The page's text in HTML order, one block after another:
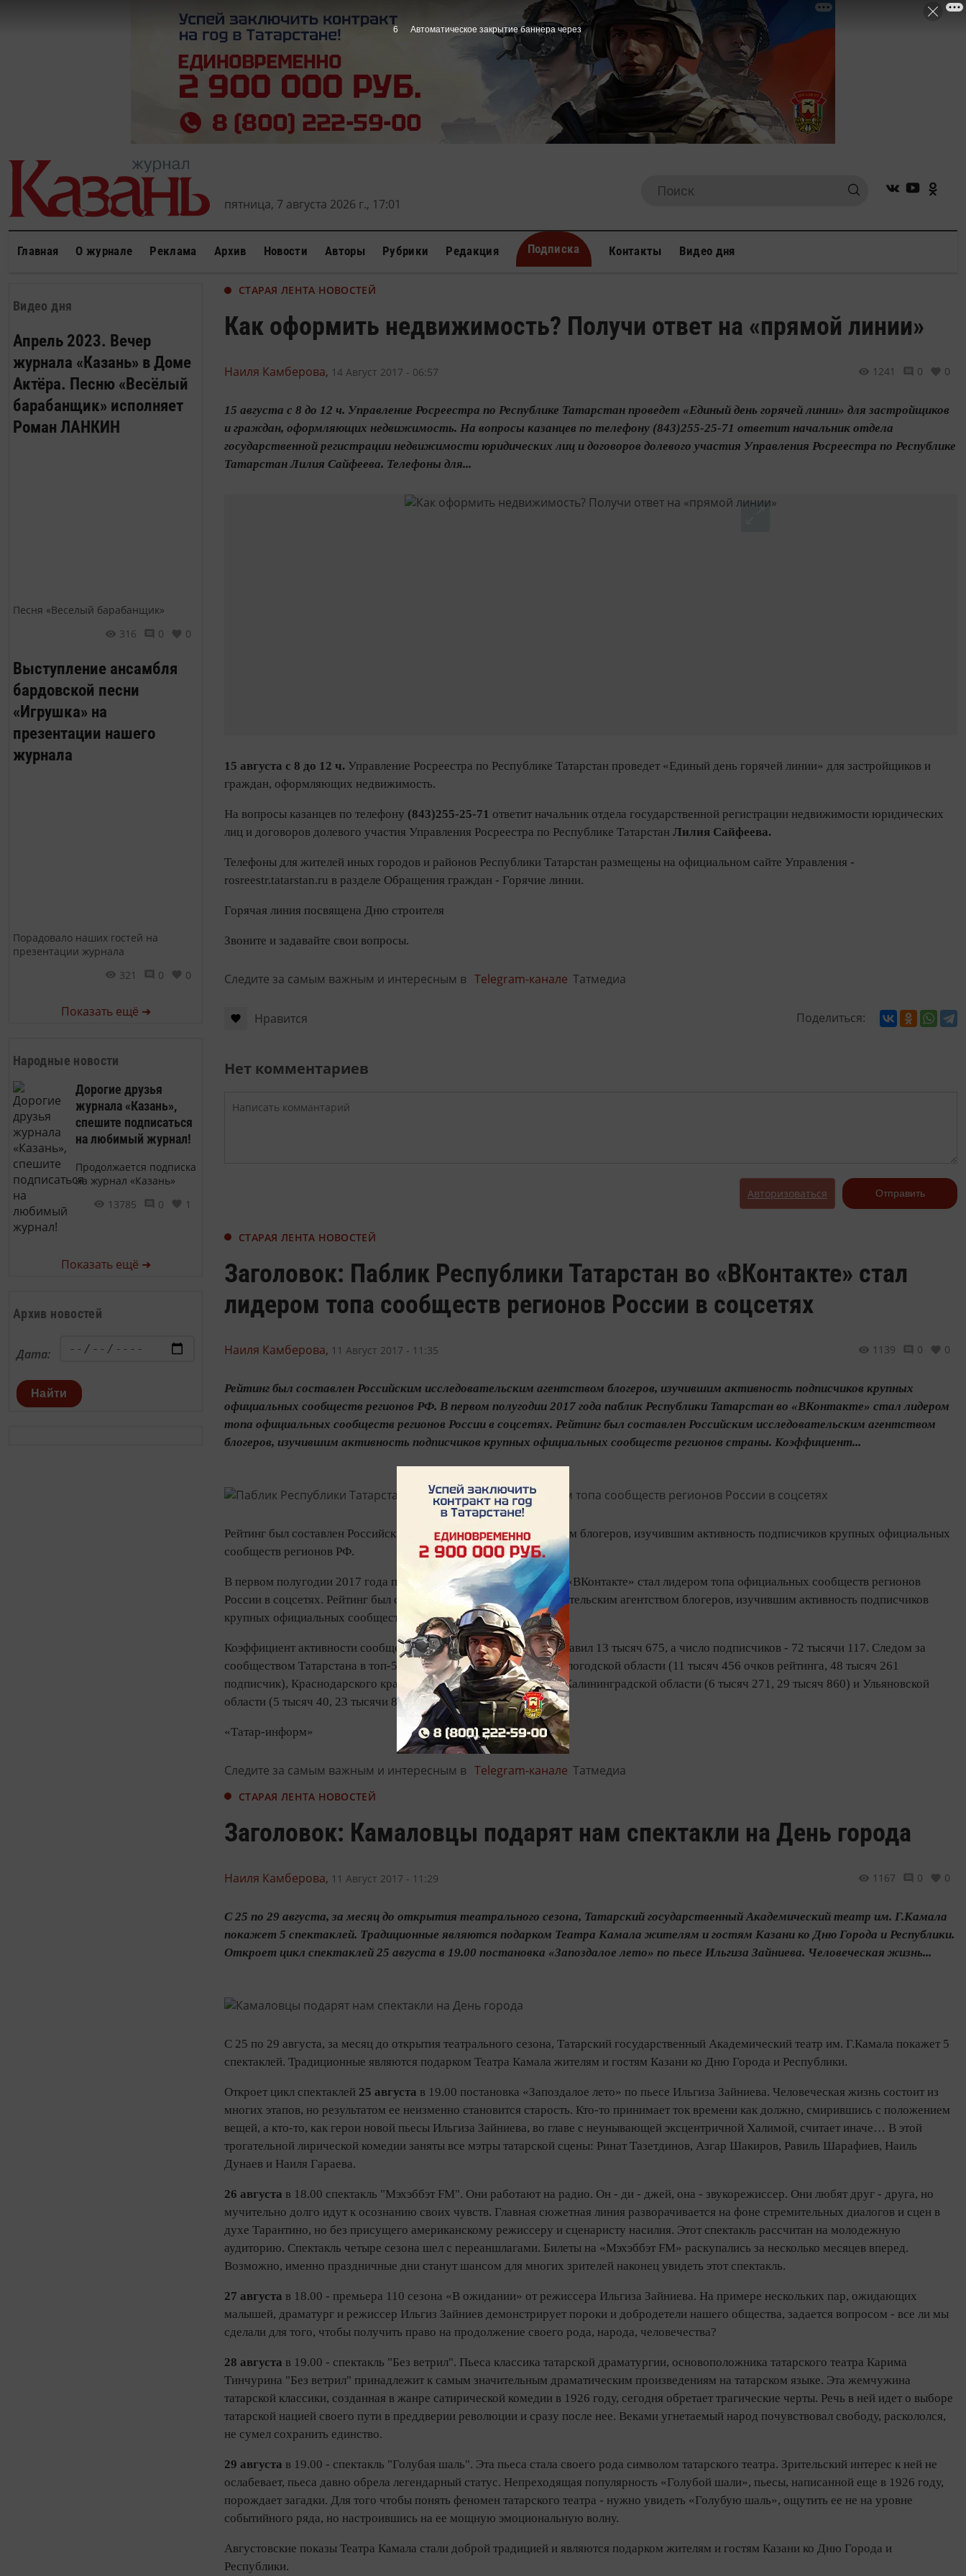
пятница, 7 августа 2026 г., 17:01
Главная О журнале Реклама Архив Новости Авторы Рубрики Редакция Подписка Контакты Видео дня
Видео дня
Апрель 2023. Вечер
журнала «Казань» в Доме
Актёра. Песню «Весёлый
барабанщик» исполняет
Роман ЛАНКИН
Песня «Веселый барабанщик»
316
0 0
Выступление ансамбля
бардовской песни
«Игрушка» на
презентации нашего
журнала
Порадовало наших гостей на
презентации журнала
321
0 0
Показать ещё ➜
Народные новости
Дорогие друзья
журнала «Казань»,
спешите подписаться
на любимый журнал!
Продолжается подписка
на журнал «Казань»
13785
0 1
Показать ещё ➜
Архив новостей
Дата:
Найти
СТАРАЯ ЛЕНТА НОВОСТЕЙ
Как оформить недвижимость? Получи ответ на «прямой линии»
Наиля Камберова, 14 Август 2017 - 06:57 1241 0 0
15 августа с 8 до 12 ч. Управление Росреестра по Республике Татарстан проведет «Единый день горячей линии» для застройщиков
и граждан, оформляющих недвижимость. На вопросы казанцев по телефону (843)255-25-71 ответит начальник отдела
государственной регистрации недвижимости юридических лиц и договоров долевого участия Управления Росреестра по Республике
Татарстан Лилия Сайфеева. Телефоны для...
15 августа с 8 до 12 ч. Управление Росреестра по Республике Татарстан проведет «Единый день горячей линии» для застройщиков и
граждан, оформляющих недвижимость.
На вопросы казанцев по телефону (843)255-25-71 ответит начальник отдела государственной регистрации недвижимости юридических
лиц и договоров долевого участия Управления Росреестра по Республике Татарстан Лилия Сайфеева.
Телефоны для жителей иных городов и районов Республики Татарстан размещены на официальном сайте Управления -
rosreestr.tatarstan.ru в разделе Обращения граждан - Горячие линии.
Горячая линия посвящена Дню строителя
Звоните и задавайте свои вопросы.
Следите за самым важным и интересным в Telegram-канале Татмедиа
Нравится Поделиться:
Нет комментариев
Авторизоваться Отправить
СТАРАЯ ЛЕНТА НОВОСТЕЙ
Заголовок: Паблик Республики Татарстан во «ВКонтакте» стал
лидером топа сообществ регионов России в соцсетях
Наиля Камберова, 11 Август 2017 - 11:35 1139 0 0
Рейтинг был составлен Российским исследовательским агентством блогеров, изучившим активность подписчиков крупных
официальных сообществ регионов РФ. В первом полугодии 2017 года паблик Республики Татарстан во «ВКонтакте» стал лидером
топа официальных сообществ регионов России в соцсетях. Рейтинг был составлен Российским исследовательским агентством
блогеров, изучившим активность подписчиков крупных официальных сообществ регионов страны. Коэффициент...
Рейтинг был составлен Российским исследовательским агентством блогеров, изучившим активность подписчиков крупных официальных
сообществ регионов РФ.
В первом полугодии 2017 года паблик Республики Татарстан во «ВКонтакте» стал лидером топа официальных сообществ регионов
России в соцсетях. Рейтинг был составлен Российским исследовательским агентством блогеров, изучившим активность подписчиков
крупных официальных сообществ регионов страны.
Коэффициент активности сообщества Республики Татарстан составил 13 тысяч 675, а число подписчиков - 72 тысячи 117. Следом за
сообществом Татарстана в топ-5 вошли официальные группы Вологодской области (11 тысяч 456 очков рейтинга, 48 тысяч 261
подписчик), Краснодарского края (9 тысяч 252, 31 тысяча 225), Калининградской области (6 тысяч 271, 29 тысяч 860) и Ульяновской
области (5 тысяч 40, 23 тысячи 801).
«Татар-информ»
Следите за самым важным и интересным в Telegram-канале Татмедиа
СТАРАЯ ЛЕНТА НОВОСТЕЙ
Заголовок: Камаловцы подарят нам спектакли на День города
Наиля Камберова, 11 Август 2017 - 11:29 1167 0 0
С 25 по 29 августа, за месяц до открытия театрального сезона, Татарский государственный Академический театр им. Г.Камала
покажет 5 спектаклей. Традиционные являются подарком Театра Камала жителям и гостям Казани ко Дню Города и Республики.
Откроет цикл спектаклей 25 августа в 19.00 постановка «Запоздалое лето» по пьесе Ильгиза Зайниева. Человеческая жизнь...
С 25 по 29 августа, за месяц до открытия театрального сезона, Татарский государственный Академический театр им. Г.Камала покажет 5
спектаклей. Традиционные являются подарком Театра Камала жителям и гостям Казани ко Дню Города и Республики.
Откроет цикл спектаклей 25 августа в 19.00 постановка «Запоздалое лето» по пьесе Ильгиза Зайниева. Человеческая жизнь состоит из
многих этапов, но результатом ее неизменно становится старость. Кто-то принимает ток времени как должно, смирившись с положением
вещей, а кто-то, как герои новой пьесы Ильгиза Зайниева, во главе с неунывающей эксцентричной Халимой, считает иначе… В этой
трогательной лирической комедии заняты все мэтры татарской сцены: Ринат Тазетдинов, Азгар Шакиров, Равиль Шарафиев, Наиль
Дунаев и Наиля Гараева.
26 августа в 18.00 спектакль "Мэхэббэт FM". Они работают на радио. Он - ди - джей, она - звукорежиссер. Они любят друг - друга, но
мучительно долго идут к осознанию своих чувств. Главная сюжетная линия разворачивается на фоне стремительных диалогов и сцен в
духе Тарантино, но без присущего американскому режиссеру и сценаристу насилия. Этот спектакль рассчитан на молодежную
аудиторию. Спектакль четыре сезона шел с переаншлагами. Билеты на «Мэхэббэт FM» раскупались за несколько месяцев вперед.
Возможно, именно праздничные дни станут шансом для многих зрителей наконец увидеть этот спектакль.
27 августа в 18.00 - премьера 110 сезона «В ожидании» от режиссера Ильгиза Зайниева. На примере нескольких пар, ожидающих
малышей, драматург и режиссер Ильгиз Зайниев демонстрирует пороки и добродетели нашего общества, задается вопросом - все ли мы
сделали для того, чтобы получить право на продолжение своего рода, народа, человечества?
28 августа в 19.00 - спектакль "Без ветрил". Пьеса классика татарской драматургии, основоположника татарского театра Карима
Тинчурина "Без ветрил" принадлежит к самым значительным драматическим произведениям на татарском языке. Эта жемчужина
татарской классики, созданная в жанре сатирической комедии в 1926 году, сегодня обретает трагические черты. Речь в ней идет о выборе
татарской нацией своего пути в преддверии революции и сразу после нее. Веками угнетаемый народ почувствовал свободу, раскололся,
не сумел сохранить единство.
29 августа в 19.00 - спектакль "Голубая шаль". Эта пьеса стала своего рода символом татарского театра. Зрительский интерес к ней не
ослабевает, пьеса давно обрела легендарный статус. Непреходящая популярность «Голубой шали», пьесы, написанной еще в 1926 году,
порождает загадки. Для того чтобы понять феномен татарского театра - нужно увидеть «Голубую шаль», ощутить ее не на уровне
событийного ряда, но настроившись на ее мощную эмоциональную волну.
Августовские показы Театра Камала стали доброй традицией и являются подарком жителям и гостям Казани ко Дню Города и
Республики.
5 Автоматическое закрытие баннера через